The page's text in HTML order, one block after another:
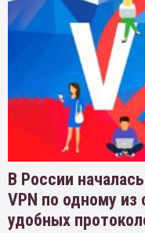
В России
VPN по одному
удобных